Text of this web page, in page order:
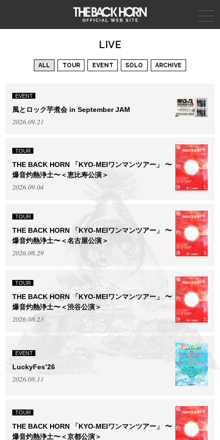
THE BACK HORN
LIVE
ALL TOUR EVENT SOLO ARCHIVE
EVENT
風とロック芋煮会 in September JAM
2026.09.21
TOUR
THE BACK HORN 「KYO-MEIワンマンツアー」 〜
爆音灼熱浄土〜＜恵比寿公演＞
2026.09.04
TOUR
THE BACK HORN 「KYO-MEIワンマンツアー」 〜
爆音灼熱浄土〜＜名古屋公演＞
2026.08.29
TOUR
THE BACK HORN 「KYO-MEIワンマンツアー」 〜
爆音灼熱浄土〜＜渋谷公演＞
2026.08.23
EVENT
LuckyFes’26
2026.08.11
TOUR
THE BACK HORN 「KYO-MEIワンマンツアー」 〜
爆音灼熱浄土〜＜京都公演＞